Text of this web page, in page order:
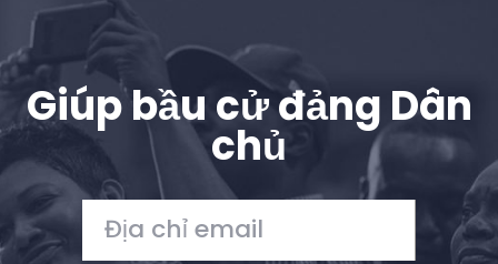
Giúp bầu cử đảng Dân
chủ